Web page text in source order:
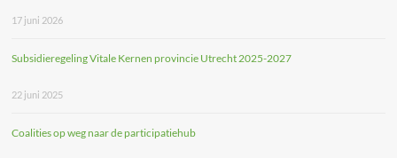
17 juni 2026
Subsidieregeling Vitale Kernen provincie Utrecht 2025-2027
22 juni 2025
Coalities op weg naar de participatiehub